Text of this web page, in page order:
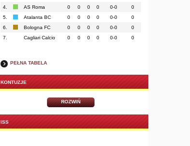
4.
AS Roma 0 0 0 0 0-0
0
5.
Atalanta BC 0 0 0 0 0-0
0
6.
Bologna FC 0 0 0 0 0-0
0
7.
Cagliari Calcio 0 0 0 0 0-0 0
PEŁNA TABELA
KONTUZJE
ROZWIŃ
ISS